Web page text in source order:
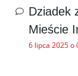
Dziadek
Mieście
6 lipca 2025 o